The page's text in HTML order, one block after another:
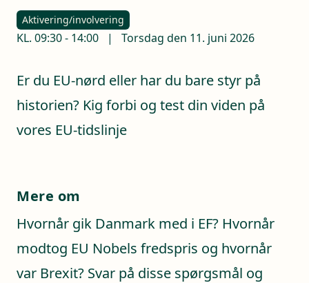
Aktivering/involvering
KL. 09:30- 14:00 | Torsdag den 11. juni 2026
Er du EU-nørd eller har du bare styr på
historien? Kig forbi og test din viden på
vores EU-tidslinje
Mere om
Hvornår gik Danmark med i EF? Hvornår
modtog EU Nobels fredspris og hvornår
var Brexit? Svar på disse spørgsmål og